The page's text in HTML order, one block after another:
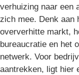
verhuizing naar een
zich mee. Denk aan
oververhitte markt,
bureaucratie en het
netwerk. Voor
aantrekken, ligt hier